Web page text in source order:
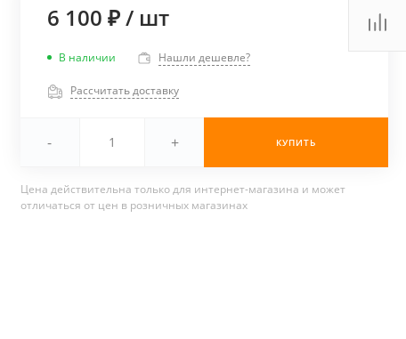
6 100 ₽/ шт
В наличии Нашли дешевле?
Рассчитать доставку
- + КУПИТЬ
Цена действительна только для интернет-магазина и может
отличаться от цен в розничных магазинах